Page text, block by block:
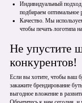
Индивидуальный
подбираем оптимальное
Качество. Мы
чтобы печать логотипа
Не упустите
конкурентов!
Если вы хотите, чтобы ваш
закажите брендирование
выгодное вложение в